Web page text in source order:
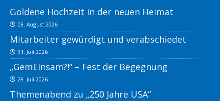
Goldene Hochzeit in der neuen Heimat
08. August 2026
Mitarbeiter gewürdigt und verabschiedet
31. Juli 2026
„GemEinsam?!“ – Fest der Begegnung
28. Juli 2026
Themenabend zu „250 Jahre USA“